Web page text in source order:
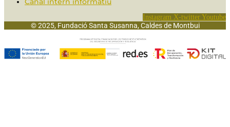
Instagram X-twitter Youtube
© 2025, Fundació Santa Susanna, Caldes de Montbui